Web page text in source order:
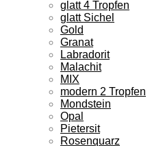
glatt 4 Tropfen
glatt Sichel
Gold
Granat
Labradorit
Malachit
MIX
modern 2 Tropfen
Mondstein
Opal
Pietersit
Rosenquarz